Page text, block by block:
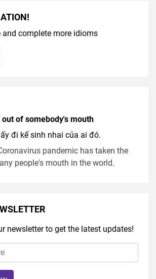
and complete more idioms
of somebody's mouth
đi kế sinh nhai của ai đó.
pandemic has taken the
people's mouth in the world.
newsletter to get the latest updates!